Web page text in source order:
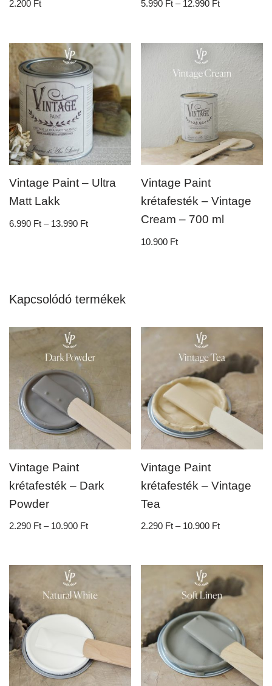
2.200 Ft 5.990 Ft – 12.990 Ft
Vintage Paint – Ultra
Matt Lakk
6.990 Ft – 13.990 Ft
Vintage Paint
krétafesték – Vintage
Cream – 700 ml
10.900 Ft
Kapcsolódó termékek
Vintage Paint
krétafesték – Dark
Powder
2.290 Ft – 10.900 Ft
Vintage Paint
krétafesték – Vintage
Tea
2.290 Ft – 10.900 Ft